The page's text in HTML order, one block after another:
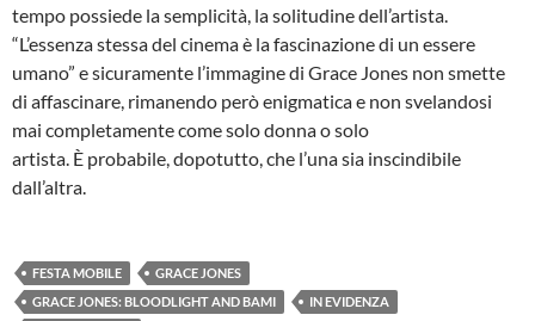
tempo possiede la semplicità, la solitudine dell’artista.
“L’essenza stessa del cinema è la fascinazione di un essere
umano” e sicuramente l’immagine di Grace Jones non smette
di affascinare, rimanendo però enigmatica e non svelandosi
mai completamente come solo donna o solo
artista. È probabile, dopotutto, che l’una sia inscindibile
dall’altra.
FESTA MOBILE
GRACE JONES
GRACE JONES: BLOODLIGHT AND BAMI
IN EVIDENZA